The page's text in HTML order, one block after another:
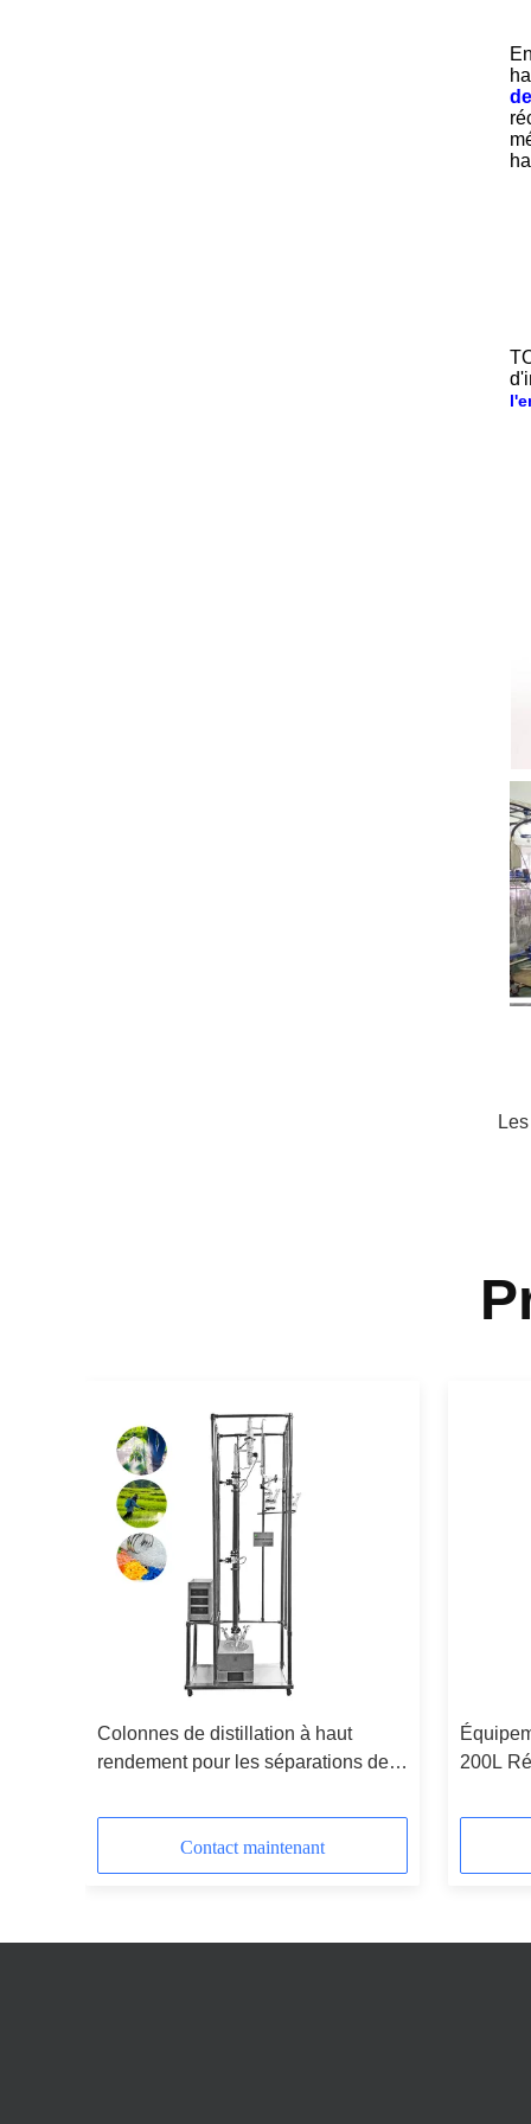
Colonnes de distillation à haut
rendement pour les séparations de
Contact maintenant
200L